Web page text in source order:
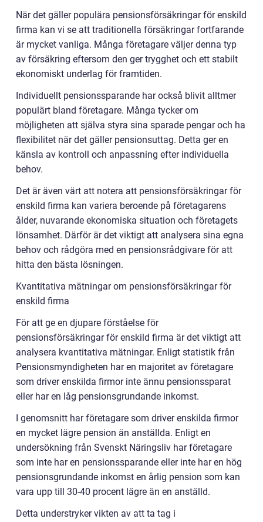
När det gäller populära pensionsförsäkringar för enskild
firma kan vi se att traditionella försäkringar fortfarande
är mycket vanliga. Många företagare väljer denna typ
av försäkring eftersom den ger trygghet och ett stabilt
ekonomiskt underlag för framtiden.
Individuellt pensionssparande har också blivit alltmer
populärt bland företagare. Många tycker om
möjligheten att själva styra sina sparade pengar och ha
flexibilitet när det gäller pensionsuttag. Detta ger en
känsla av kontroll och anpassning efter individuella
behov.
Det är även värt att notera att pensionsförsäkringar för
enskild firma kan variera beroende på företagarens
ålder, nuvarande ekonomiska situation och företagets
lönsamhet. Därför är det viktigt att analysera sina egna
behov och rådgöra med en pensionsrådgivare för att
hitta den bästa lösningen.
Kvantitativa mätningar om pensionsförsäkringar för
enskild firma
För att ge en djupare förståelse för
pensionsförsäkringar för enskild firma är det viktigt att
analysera kvantitativa mätningar. Enligt statistik från
Pensionsmyndigheten har en majoritet av företagare
som driver enskilda firmor inte ännu pensionssparat
eller har en låg pensionsgrundande inkomst.
I genomsnitt har företagare som driver enskilda firmor
en mycket lägre pension än anställda. Enligt en
undersökning från Svenskt Näringsliv har företagare
som inte har en pensionssparande eller inte har en hög
pensionsgrundande inkomst en årlig pension som kan
vara upp till 30-40 procent lägre än en anställd.
Detta understryker vikten av att ta tag i